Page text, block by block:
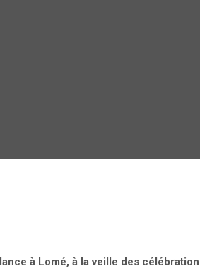
à Lomé, à la veille des